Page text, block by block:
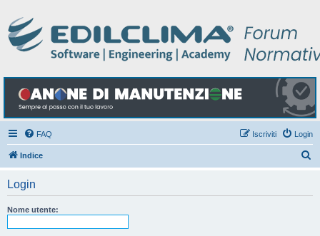
FAQ Login
Iscriviti
Indice
Login
Nome utente: